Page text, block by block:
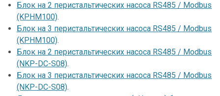
Блок на 2 перистальтических насоса RS485 / Modbus
(KPHM100).
Блок на 3 перистальтических насоса RS485 / Modbus
(KPHM100).
Блок на 2 перистальтических насоса RS485 / Modbus
(NKP-DC-S08).
Блок на 3 перистальтических насоса RS485 / Modbus
(NKP-DC-S08).